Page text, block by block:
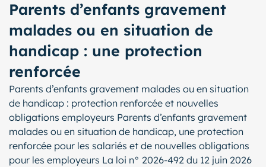
Parents d’enfants gravement
malades ou en situation de
handicap : une protection
renforcée
Parents d’enfants gravement malades ou en situation
de handicap : protection renforcée et nouvelles
obligations employeurs Parents d’enfants gravement
malades ou en situation de handicap, une protection
renforcée pour les salariés et de nouvelles obligations
pour les employeurs La loi n° 2026-492 du 12 juin 2026